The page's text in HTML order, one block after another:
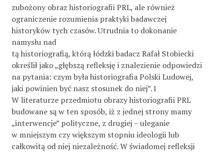
zubożony obraz historiografii PRL, ale również
ograniczenie rozumienia praktyki badawczej
historyków tych czasów. Utrudnia to dokonanie
namysłu nad
tą historiografią, którą łódzki badacz Rafał Stobiecki
określił jako „głębszą refleksję i znalezienie odpowiedzi
na pytania: czym była historiografia Polski Ludowej,
jaki powinien być nasz stosunek do niej”.1
W literaturze przedmiotu obrazy historiografii PRL
budowane są w ten sposób, iż z jednej strony mamy
„interwencje” polityczne, z drugiej – uleganie
w mniejszym czy większym stopniu ideologii lub
całkowitą od niej niezależność. W świadomej refleksji